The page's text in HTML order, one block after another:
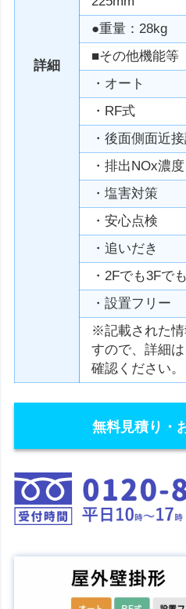
詳細
●重量：28kg
■その他機能等
・オート
・RF式
・後面側面近
・排出NOx濃
・塩害対策
・安心点検
・追いだき
・2Fでも3Fで
・設置フリー
※記載された
すので、詳細
確認ください。
無料見積り・